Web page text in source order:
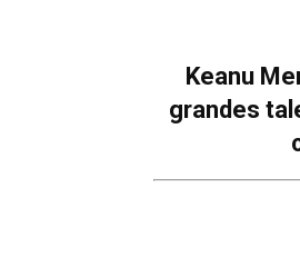
Keanu
grandes